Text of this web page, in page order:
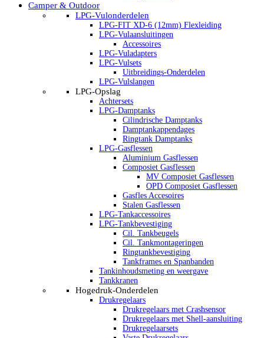
Camper & Outdoor
LPG-Vulonderdelen
LPG-FIT XD-6 (12mm) Flexleiding
LPG-Vulaansluitingen
Accessoires
LPG-Vuladapters
LPG-Vulsets
Uitbreidings-Onderdelen
LPG-Vulslangen
LPG-Opslag
Achtersets
LPG-Damptanks
Cilindrische Damptanks
Damptankappendages
Ringtank Damptanks
LPG-Gasflessen
Aluminium Gasflessen
Composiet Gasflessen
MV Composiet Gasflessen
OPD Composiet Gasflessen
Gasfles Accesoires
Stalen Gasflessen
LPG-Tankaccessoires
LPG-Tankbevestiging
Cil. Tankbeugels
Cil. Tankmontageringen
Ringtankbevestiging
Tankframes en Spanbanden
Tankinhoudsmeting en weergave
Tankkranen
Hogedruk-Onderdelen
Drukregelaars
Drukregelaars met Crashsensor
Drukregelaars met Shell-aansluiting
Drukregelaarsets